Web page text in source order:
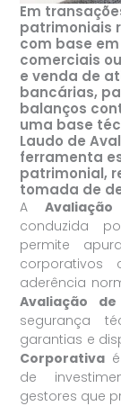
Em
patrimoniais
com base
comerciais
e venda de
bancárias,
balanços
uma base
Laudo de
ferramenta
patrimonial,
tomada de
A
conduzida
permite
corporativos
aderência
Avaliação
segurança
garantias e
Corporativa
de
gestores que